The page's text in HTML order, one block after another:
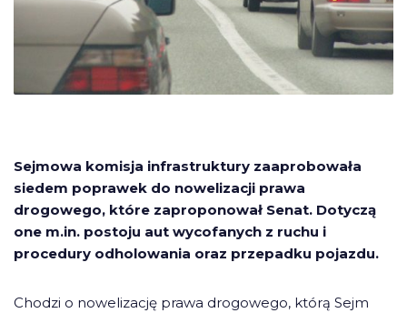
Sejmowa komisja infrastruktury zaaprobowała
siedem poprawek do nowelizacji prawa
drogowego, które zaproponował Senat. Dotyczą
one m.in. postoju aut wycofanych z ruchu i
procedury odholowania oraz przepadku pojazdu.
Chodzi o nowelizację prawa drogowego, którą Sejm